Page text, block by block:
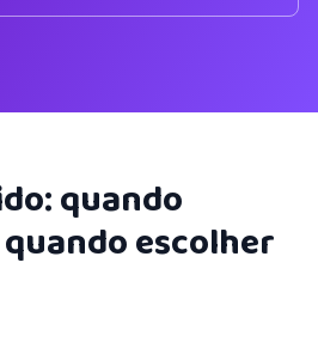
quando
escolher